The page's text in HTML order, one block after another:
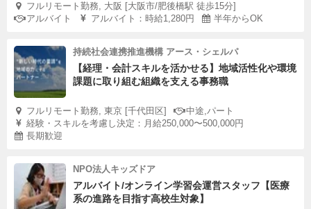
フルリモート勤務, 大阪 [大阪市/肥後橋駅 徒歩15分]
アルバイト
アルバイト：時給1,280円 半年からOK
持続社会連携推進機構 アース・シェルパ
【経理・会計スキルを活かせる】地域活性化や環境
課題に取り組む組織を支える事務職
フルリモート勤務, 東京 [千代田区]
中途,パート
経験・スキルを考慮し決定：月給250,000〜500,000円
長期歓迎
NPO法人キッズドア
アルバイト/オンライン学習会運営スタッフ【医療
系の進路を目指す高校生対象】